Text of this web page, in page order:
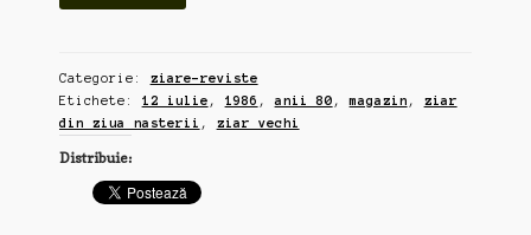
12
iulie
1986
Categorie: ziare-reviste
Etichete: 12 iulie , 1986 ,anii 80 ,magazin , ziar
din ziua nasterii , ziar vechi
Distribuie: